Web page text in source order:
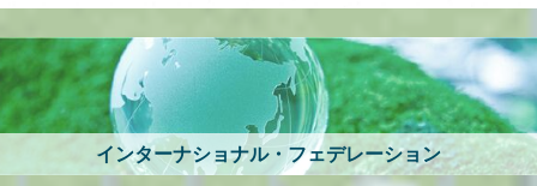
インターナショナル・フェデレーション